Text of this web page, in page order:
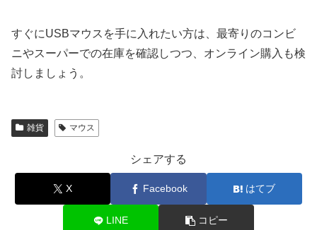
すぐにUSBマウスを手に入れたい方は、最寄りのコンビ
ニやスーパーでの在庫を確認しつつ、オンライン購入も検
討しましょう。
雑貨 マウス
シェアする
X Facebook はてブ
LINE コピー